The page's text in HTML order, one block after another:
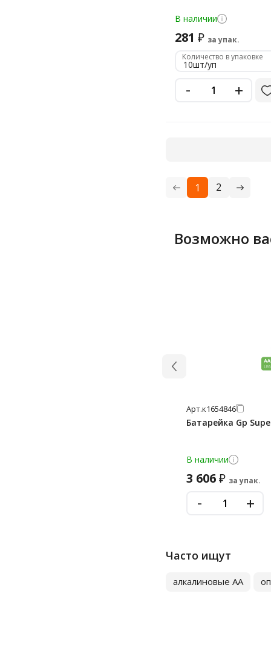
В наличии
281 ₽ за упак.
Количество в упаковке
10шт/уп
- +
1 2
Возможно
Арт.к1654846
Батарейка Gp
В наличии
3 606₽ за упак.
- +
Часто ищут
алкалиновые AA